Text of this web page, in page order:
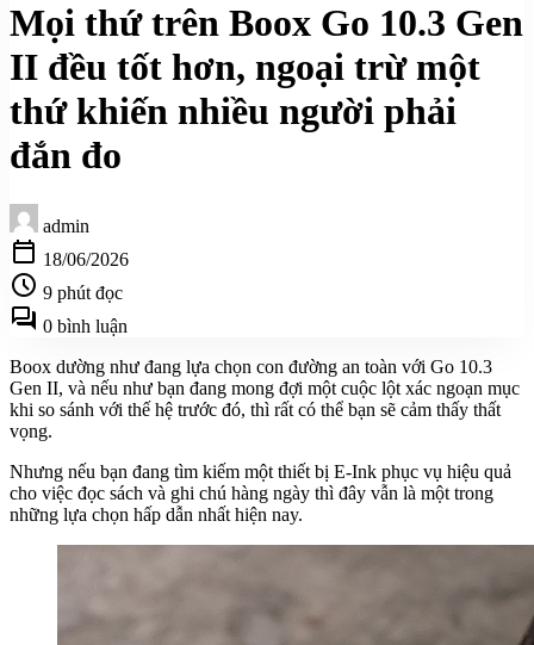
Mọi thứ trên Boox Go 10.3 Gen
II đều tốt hơn, ngoại trừ một
thứ khiến nhiều người phải
đắn đo
admin
calendar_today 18/06/2026
schedule 9 phút đọc
forum 0 bình luận
Boox dường như đang lựa chọn con đường an toàn với Go 10.3
Gen II, và nếu như bạn đang mong đợi một cuộc lột xác ngoạn mục
khi so sánh với thế hệ trước đó, thì rất có thể bạn sẽ cảm thấy thất
vọng.
Nhưng nếu bạn đang tìm kiếm một thiết bị E-Ink phục vụ hiệu quả
cho việc đọc sách và ghi chú hàng ngày thì đây vẫn là một trong
những lựa chọn hấp dẫn nhất hiện nay.